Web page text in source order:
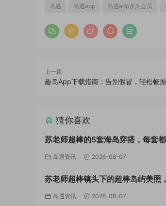
岛遇 岛遇app 岛遇app永久会员
上一篇
趣岛App下载指南：告别假冒，轻松畅
猜你喜欢
苏老师超棒的5套海岛穿搭，每套
岛遇资讯 2026-08-07
苏老师超棒镜头下的超棒岛屿美照
岛遇资讯 2026-08-07